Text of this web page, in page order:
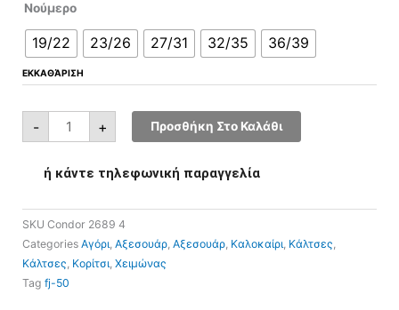
Νούμερο
19/22 23/26 27/31 32/35 36/39
ΕΚΚΑΘΆΡΙΣΗ
- + Προσθήκη Στο Καλάθι
ή κάντε τηλεφωνική παραγγελία
SKU Condor 2689 4
Categories Αγόρι, Αξεσουάρ, Αξεσουάρ, Καλοκαίρι, Κάλτσες,
Κάλτσες, Κορίτσι, Χειμώνας
Tag fj-50